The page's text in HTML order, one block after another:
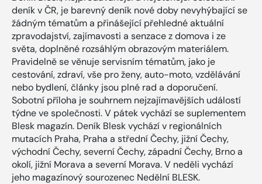
deník v ČR, je barevný deník nové doby nevyhýbající se
žádným tématům a přinášející přehledné aktuální
zpravodajství, zajímavosti a senzace z domova i ze
světa, doplněné rozsáhlým obrazovým materiálem.
Pravidelně se věnuje servisním tématům, jako je
cestování, zdraví, vše pro ženy, auto-moto, vzdělávání
nebo bydlení, články jsou plné rad a doporučení.
Sobotní příloha je souhrnem nejzajímavějších událostí
týdne ve společnosti. V pátek vychází se suplementem
Blesk magazín. Deník Blesk vychází v regionálních
mutacích Praha, Praha a střední Čechy, jižní Čechy,
východní Čechy, severní Čechy, západní Čechy, Brno a
okolí, jižní Morava a severní Morava. V neděli vychází
jeho magazínový sourozenec Nedělní BLESK.